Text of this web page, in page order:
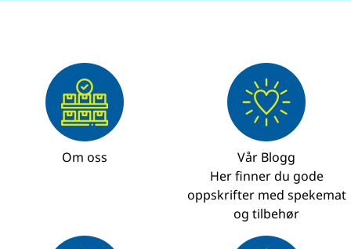
Om oss
Vår Blogg
Her finner du gode
oppskrifter med spekemat
og tilbehør